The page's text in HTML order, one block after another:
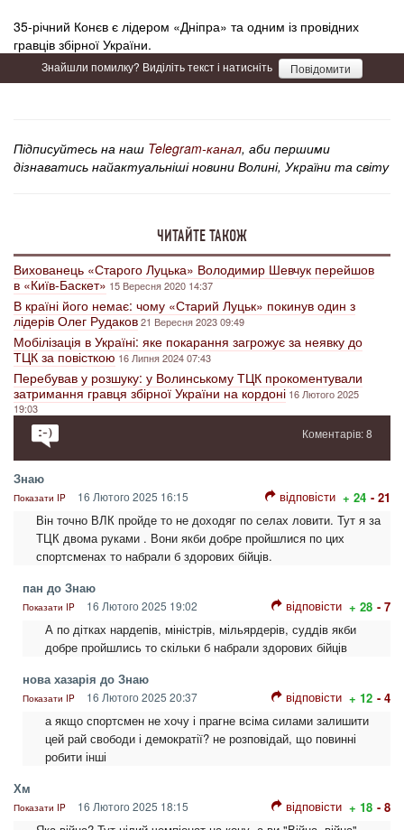
35-річний Конєв є лідером «Дніпра» та одним із провідних
гравців збірної України.
Знайшли помилку? Виділіть текст і натисніть Повідомити
Підписуйтесь на наш Telegram-канал, аби першими
дізнаватись найактуальніші новини Волині, України та світу
ЧИТАЙТЕ ТАКОЖ
Вихованець «Старого Луцька» Володимир Шевчук перейшов
в «Київ-Баскет» 15 Вересня 2020 14:37
В країні його немає: чому «Старий Луцьк» покинув один з
лідерів Олег Рудаков21 Вересня 2023 09:49
Мобілізація в Україні: яке покарання загрожує за неявку до
ТЦК за повісткою 16 Липня 2024 07:43
Перебував у розшуку: у Волинському ТЦК прокоментували
затримання гравця збірної України на кордоні 16 Лютого 2025
19:03
Коментарів: 8
Знаю
Показати IP 16 Лютого 2025 16:15 відповісти + 24 - 21
Він точно ВЛК пройде то не доходяг по селах ловити. Тут я за
ТЦК двома руками . Вони якби добре пройшлися по цих
спортсменах то набрали б здорових бійців.
пан до Знаю
Показати IP 16 Лютого 2025 19:02 відповісти + 28 - 7
А по дітках нардепів, міністрів, мільярдерів, суддів якби
добре пройшлись то скільки б набрали здорових бійців
нова хазарія до Знаю
Показати IP 16 Лютого 2025 20:37 відповісти + 12 - 4
а якщо спортсмен не хочу і прагне всіма силами залишити
цей рай свободи і демократії? не розповідай, що повинні
робити інші
Хм
Показати IP 16 Лютого 2025 18:15 відповісти + 18 - 8